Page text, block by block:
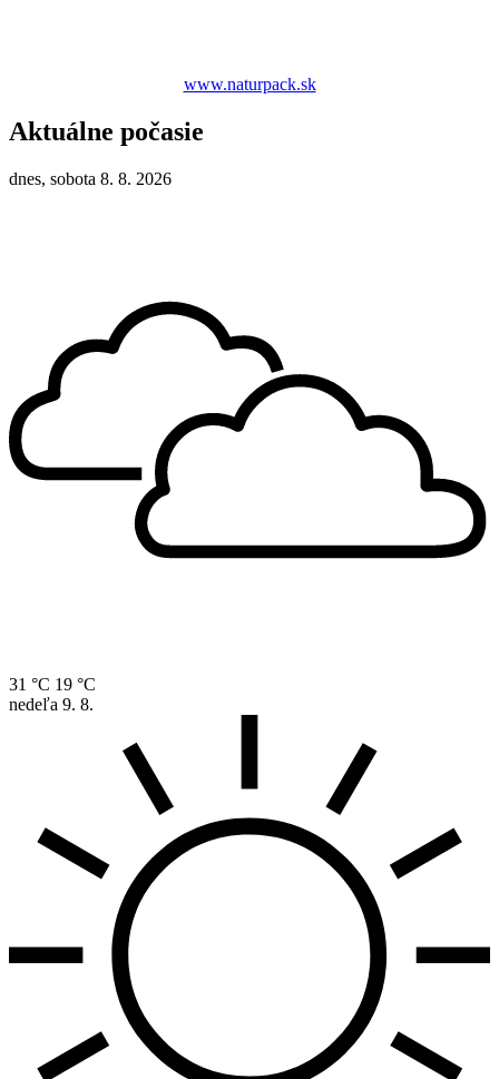
www.naturpack.sk
Aktuálne počasie
dnes, sobota 8. 8. 2026
31 °C 19 °C
nedeľa 9. 8.